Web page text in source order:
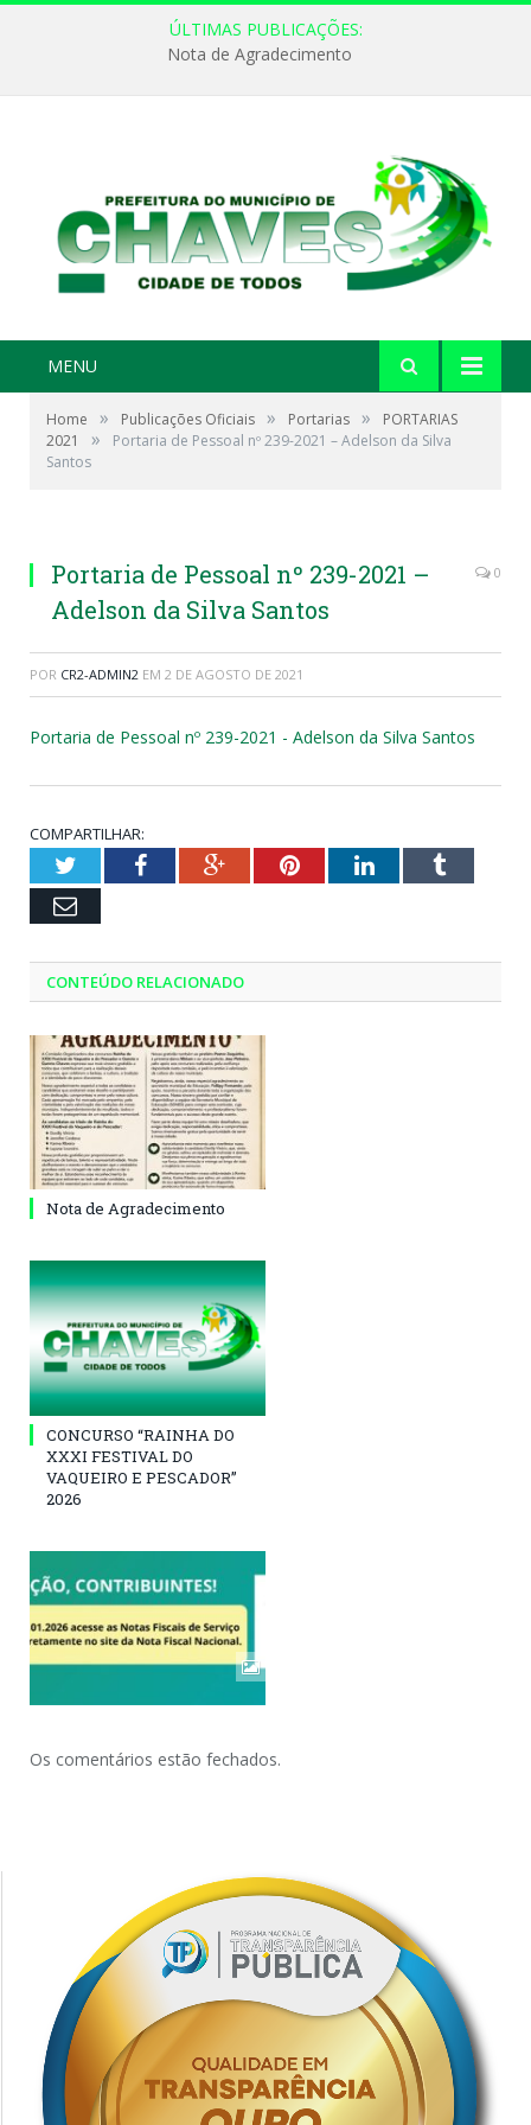
ÚLTIMAS PUBLICAÇÕES:
Nota de Agradecimento
MENU
Home » Publicações Oficiais » Portarias »
PORTARIAS
2021
»
Portaria de Pessoal nº 239-2021 – Adelson da Silva
Santos
Portaria de Pessoal nº 239-2021 –
Adelson da Silva Santos
0
POR CR2-ADMIN2 EM 2 DE AGOSTO DE 2021
Portaria de Pessoal nº 239-2021 - Adelson da Silva Santos
COMPARTILHAR:
TwitterFacebookGoogle+PinterestLinkedInTumblr
Email
CONTEÚDO RELACIONADO
Nota de Agradecimento
CONCURSO “RAINHA DO
XXXI FESTIVAL DO
VAQUEIRO E PESCADOR”
2026
Os comentários estão fechados.